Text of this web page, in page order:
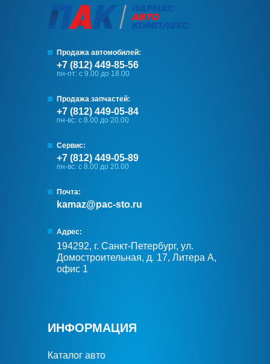
Продажа автомобилей:
+7 (812) 449-85-56
пн-пт: с 9.00 до 18.00
Продажа запчастей:
+7 (812) 449-05-84
пн-вс: с 8.00 до 20.00
Сервис:
+7 (812) 449-05-89
пн-вс: с 8.00 до 20.00
Почта:
kamaz@pac-sto.ru
Адрес:
194292, г. Санкт-Петербург, ул.
Домостроительная, д. 17, Литера А,
офис 1
ИНФОРМАЦИЯ
Каталог авто